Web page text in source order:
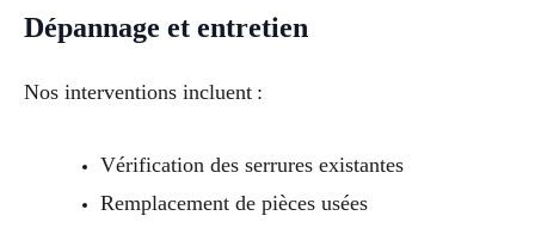
Dépannage et entretien
Nos interventions incluent :
Vérification des serrures existantes
Remplacement de pièces usées